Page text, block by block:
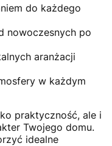
do każdego
nowoczesnych po
aranżacji
w każdym
praktyczność, ale i
Twojego domu.
idealne